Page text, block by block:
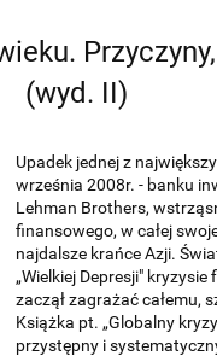
(wyd. II)
Upadek jednej z
września 2008r. - banku
Lehman Brothers,
finansowego, w całej
najdalsze krańce Azji.
„Wielkiej Depresji"
zaczął zagrażać całemu,
Książka pt. „Globalny
przystępny i